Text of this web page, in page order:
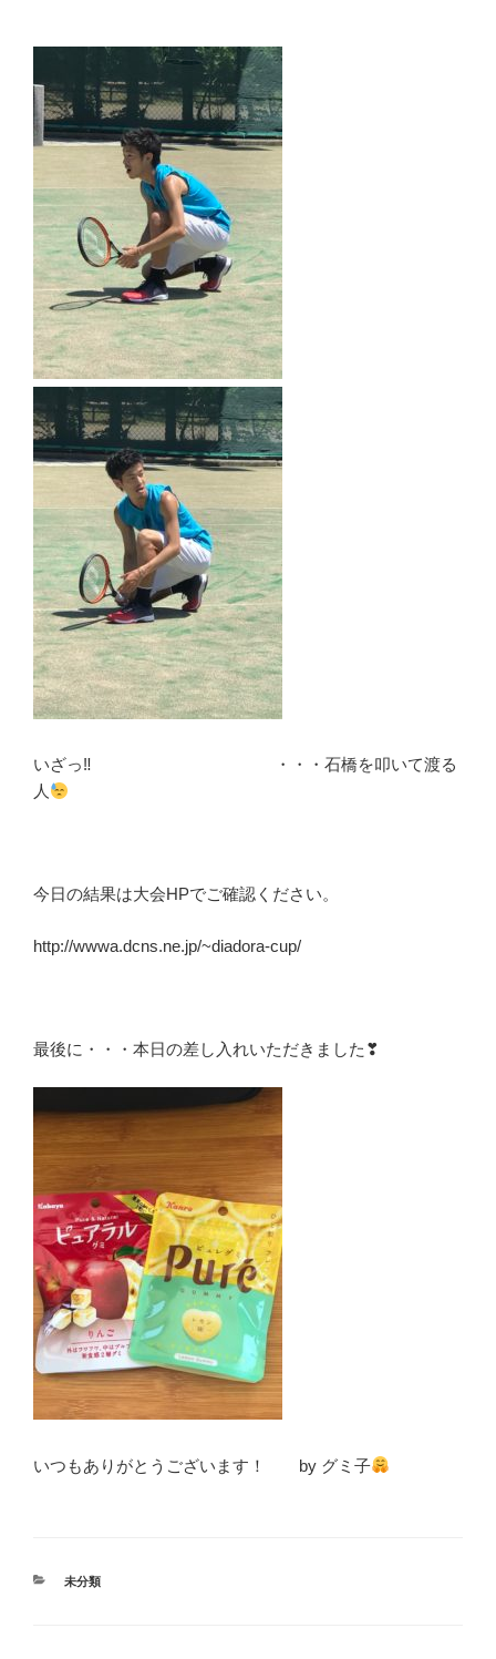
いざっ‼ ・・・石橋を叩いて渡る
人
今日の結果は大会HPでご確認ください。
http://wwwa.dcns.ne.jp/~diadora-cup/
最後に・・・本日の差し入れいただきました❣
いつもありがとうございます！ by グミ子
カ
未分類